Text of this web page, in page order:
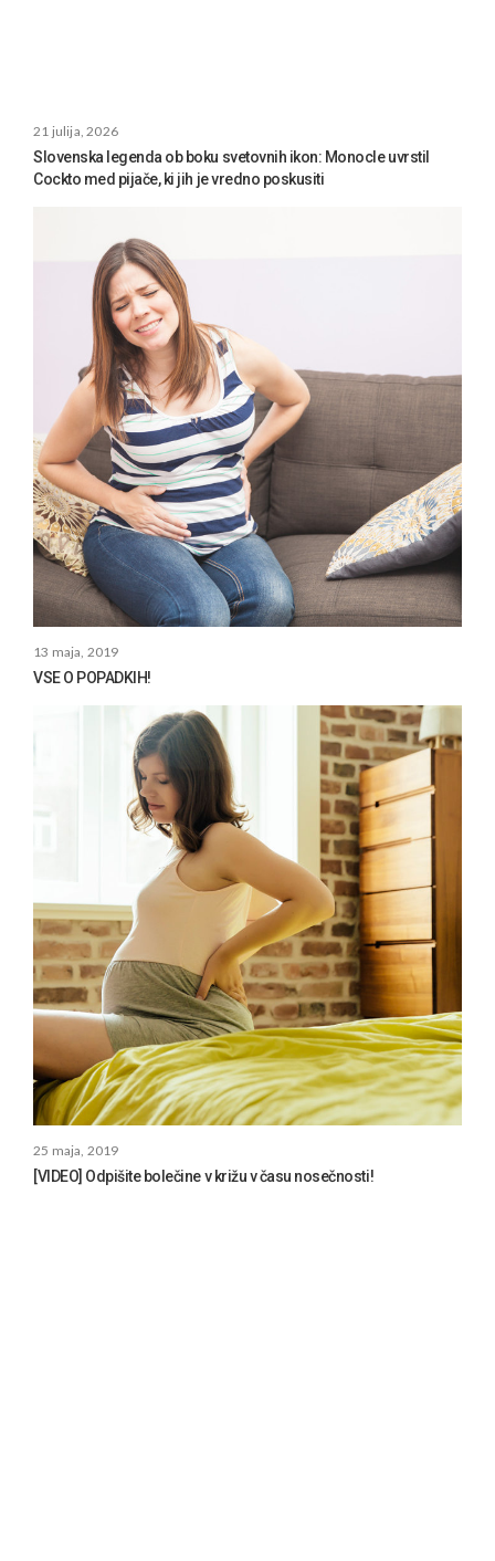
21 julija, 2026
Slovenska legenda ob boku svetovnih ikon: Monocle uvrstil
Cockto med pijače, ki jih je vredno poskusiti
13 maja, 2019
VSE O POPADKIH!
25 maja, 2019
[VIDEO] Odpišite bolečine v križu v času nosečnosti!